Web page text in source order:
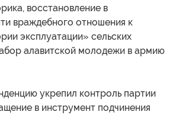
восстановление в
враждебного отношения к
эксплуатации» сельских
алавитской молодежи в армию
укрепил контроль партии
в инструмент подчинения